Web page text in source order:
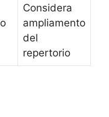
Considera
ampliamento
del
repertorio